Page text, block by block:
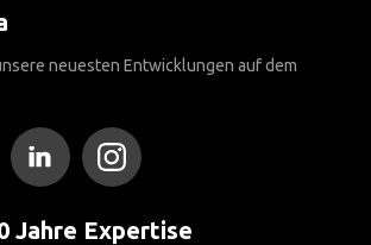
neuesten Entwicklungen auf dem
Jahre Expertise